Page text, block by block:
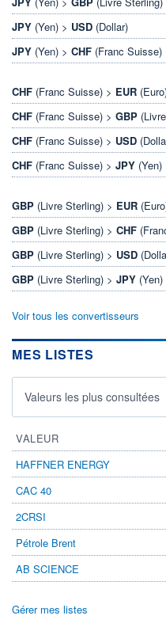
JPY (Yen) > USD (Dollar)
JPY (Yen) > CHF (Franc Suisse)
CHF (Franc Suisse) > EUR
CHF (Franc Suisse) > GBP
CHF (Franc Suisse) > USD
CHF (Franc Suisse) > JPY (Yen)
GBP (Livre Sterling) > EUR
GBP (Livre Sterling) > CHF
GBP (Livre Sterling) > USD
GBP (Livre Sterling) > JPY (Yen)
Voir tous les convertisseurs
MES LISTES
Valeurs les plus consultées
VALEUR
HAFFNER ENERGY
CAC 40
2CRSI
Pétrole Brent
AB SCIENCE
Gérer mes listes